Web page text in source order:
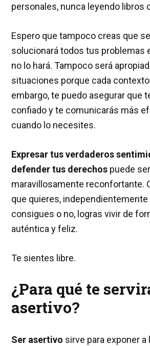
personales, nunca leyendo libros
Espero que tampoco creas que
solucionará todos tus problemas
no lo hará. Tampoco será
situaciones porque cada
embargo, te puedo asegurar que
confiado y te comunicarás más
cuando lo necesites.
Expresar tus verdaderos
defender tus derechos puede ser
maravillosamente reconfortante.
que quieres, independientemente
consigues o no, logras vivir de
auténtica y feliz.
Te sientes libre.
¿Para qué te
asertivo?
Ser asertivo sirve para exponer a